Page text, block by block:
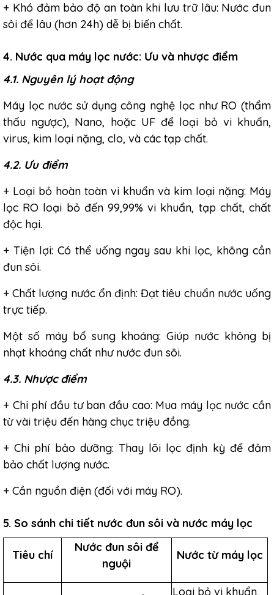
+ Khó đảm bảo độ an toàn khi lưu trữ lâu: Nước đun
sôi để lâu (hơn 24h) dễ bị biến chất.
4. Nước qua máy lọc nước: Ưu và nhược điểm
4.1. Nguyên lý hoạt động
Máy lọc nước sử dụng công nghệ lọc như RO (thẩm
thấu ngược), Nano, hoặc UF để loại bỏ vi khuẩn,
virus, kim loại nặng, clo, và các tạp chất.
4.2. Ưu điểm
+ Loại bỏ hoàn toàn vi khuẩn và kim loại nặng: Máy
lọc RO loại bỏ đến 99,99% vi khuẩn, tạp chất, chất
độc hại.
+ Tiện lợi: Có thể uống ngay sau khi lọc, không cần
đun sôi.
+ Chất lượng nước ổn định: Đạt tiêu chuẩn nước uống
trực tiếp.
Một số máy bổ sung khoáng: Giúp nước không bị
nhạt khoáng chất như nước đun sôi.
4.3. Nhược điểm
+ Chi phí đầu tư ban đầu cao: Mua máy lọc nước cần
từ vài triệu đến hàng chục triệu đồng.
+ Chi phí bảo dưỡng: Thay lõi lọc định kỳ để đảm
bảo chất lượng nước.
+ Cần nguồn điện (đối với máy RO).
5. So sánh chi tiết nước đun sôi và nước máy lọc
Tiêu chí
Nước đun sôi để
nguội
Nước từ máy lọc
Loại bỏ vi khuẩn,